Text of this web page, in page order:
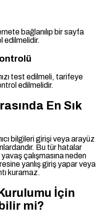
bağlanılıp bir sayfa
edilmelidir.
test edilmeli, tarifeye
edilmelidir.
En Sık
bilgileri girişi veya arayüz
Bu tür hatalar
çalışmasına neden
yanlış giriş yapar veya
kuramaz.
İçin
mi?